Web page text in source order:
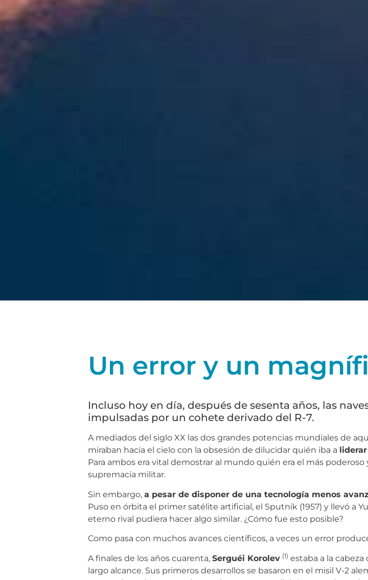
Un error y un
Incluso hoy en día, después de sesenta años, las
impulsadas por un cohete derivado del R-7.
A mediados del siglo XX las dos grandes potencias mundiales de
miraban hacia el cielo con la obsesión de dilucidar quién iba a
Para ambos era vital demostrar al mundo quién era el más
supremacía militar.
Sin embargo, a pesar de disponer de una tecnología menos
Puso en órbita el primer satélite artificial, el Sputnik (1957) y llevó a
eterno rival pudiera hacer algo similar. ¿Cómo fue esto posible?
Como pasa con muchos avances científicos, a veces un error
A finales de los años cuarenta, Serguéi Korolev (1) estaba a la
largo alcance. Sus primeros desarrollos se basaron en el misil V-2